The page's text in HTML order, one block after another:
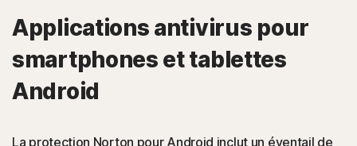
Applications antivirus pour
smartphones et tablettes
Android
La protection Norton pour Android inclut un éventail de